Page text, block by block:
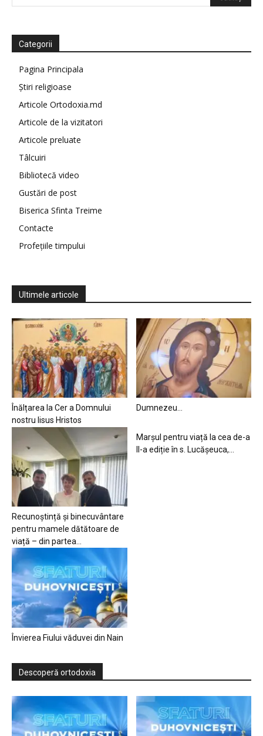
Categorii
Pagina Principala
Știri religioase
Articole Ortodoxia.md
Articole de la vizitatori
Articole preluate
Tâlcuiri
Bibliotecă video
Gustări de post
Biserica Sfinta Treime
Contacte
Profețiile timpului
Ultimele articole
Înălțarea la Cer a Domnului
nostru Iisus Hristos
Dumnezeu…
Recunoștință și binecuvântare
pentru mamele dătătoare de
viață – din partea...
Marșul pentru viață la cea de-a
II-a ediție în s. Lucășeuca,...
Învierea Fiului văduvei din Nain
Descoperă ortodoxia